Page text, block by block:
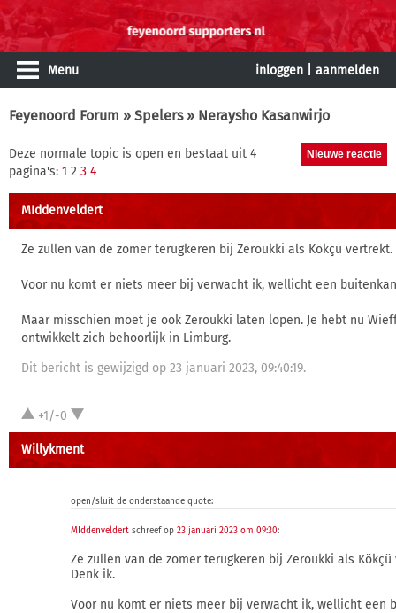
Menu inloggen aanmelden
Feyenoord Forum » Spelers» Neraysho Kasanwirjo
Deze normale topic is open en bestaat uit 4
pagina's: 1 2 3 4
MIddenveldert
Ze zullen van de zomer terugkeren bij Zeroukki als Kökçü vertrekt.
Voor nu komt er niets meer bij verwacht ik, wellicht een
Maar misschien moet je ook Zeroukki laten lopen. Je hebt nu
ontwikkelt zich behoorlijk in Limburg.
Dit bericht is gewijzigd op 23 januari 2023, 09:40:19.
+1/-0
Willykment
open/sluit de onderstaande quote:
MIddenveldert schreef op 23 januari 2023 om 09:30:
Ze zullen van de zomer terugkeren bij Zeroukki als
Denk ik.
Voor nu komt er niets meer bij verwacht ik, wellicht een